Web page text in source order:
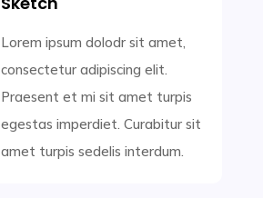
Lorem ipsum dolodr sit amet,
consectetur adipiscing elit.
Praesent et mi sit amet turpis
egestas imperdiet. Curabitur sit
amet turpis sedelis interdum.